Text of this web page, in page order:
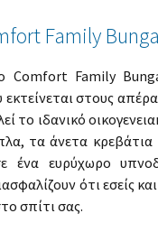
Family
Comfort Family
στους
το ιδανικό
τα άνετα κρεβάτια
ένα ευρύχωρο
ότι εσείς
σπίτι σας.